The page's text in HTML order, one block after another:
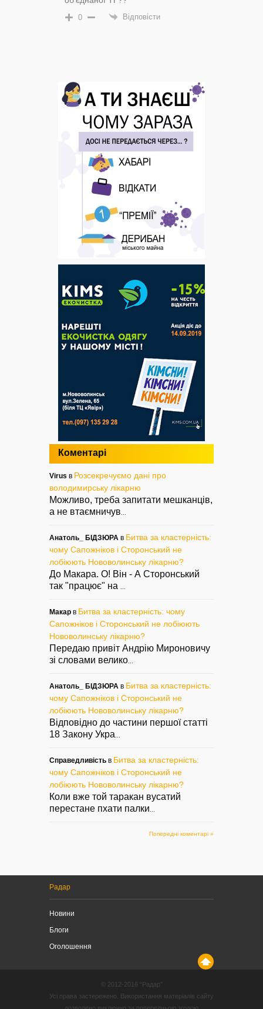
0 Відповісти
Коментарі
Virus в Розсекречуємо дані про
володимирську лікарню
Можливо, треба запитати мешканців,
а не втаємничув...
Анатоль_ БІДЗЮРА в Битва за кластерність:
чому Сапожніков і Сторонський не
лобіюють Нововолинську лікарню?
До Макара. О! Він - А Сторонський
так "працює" на ...
Макар в Битва за кластерність: чому
Сапожніков і Сторонський не лобіюють
Нововолинську лікарню?
Передаю привіт Андрію Мироновичу
зі словами велико...
Анатоль_ БІДЗЮРА в Битва за кластерність:
чому Сапожніков і Сторонський не
лобіюють Нововолинську лікарню?
Відповідно до частини першої статті
18 Закону Укра...
Справедливість в Битва за кластерність:
чому Сапожніков і Сторонський не
лобіюють Нововолинську лікарню?
Коли вже той таракан вусатий
перестане пхати палки...
Попередні коментарі »
Радар
Новини
Блоги
Оголошення
© 2012-2016 “Радар”
Усі права застережено. Використання матеріалів сайту